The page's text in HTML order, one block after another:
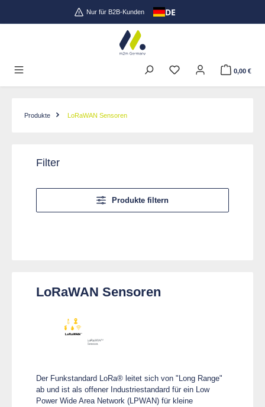
Zum Hauptinhalt springenNur für B2B-Kunden DE
0,00 €
Produkte LoRaWAN Sensoren
Filter
Produkte filtern
LoRaWAN Sensoren
Der Funkstandard LoRa® leitet sich von "Long Range"
ab und ist als offener Industriestandard für ein Low
Power Wide Area Network (LPWAN) für kleine